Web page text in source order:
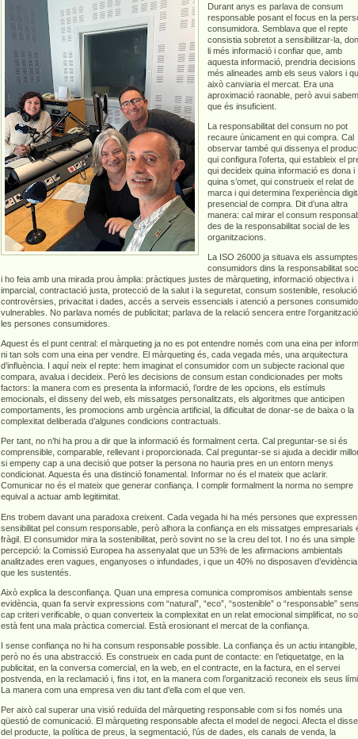
Durant anys es parlava de consum
responsable posant el focus en la
consumidora. Semblava que el repte
consistia sobretot a sensibilitzar-la,
li més informació i confiar que, amb
aquesta informació, prendria decisions
més alineades amb els seus valors i
això canviaria el mercat. Era una
aproximació raonable, però avui sabem
que és insuficient.
La responsabilitat del consum no pot
recaure únicament en qui compra. Cal
observar també qui dissenya el
qui configura l’oferta, qui estableix el
qui decideix quina informació es dona i
quina s’omet, qui construeix el relat de
marca i qui determina l’experiència
presencial de compra. Dit d’una altra
manera: cal mirar el consum
des de la responsabilitat social de les
organitzacions.
La ISO 26000 ja situava els
consumidors dins la responsabilitat
i ho feia amb una mirada prou àmplia: pràctiques justes de màrqueting, informació objectiva i
imparcial, contractació justa, protecció de la salut i la seguretat, consum sostenible,
controvèrsies, privacitat i dades, accés a serveis essencials i atenció a persones
vulnerables. No parlava només de publicitat; parlava de la relació sencera entre
les persones consumidores.
Aquest és el punt central: el màrqueting ja no es pot entendre només com una eina per
ni tan sols com una eina per vendre. El màrqueting és, cada vegada més, una arquitectura
d’influència. I aquí neix el repte: hem imaginat el consumidor com un subjecte racional que
compara, avalua i decideix. Però les decisions de consum estan condicionades per molts
factors: la manera com es presenta la informació, l’ordre de les opcions, els estímuls
emocionals, el disseny del web, els missatges personalitzats, els algoritmes que anticipen
comportaments, les promocions amb urgència artificial, la dificultat de donar-se de baixa o la
complexitat deliberada d’algunes condicions contractuals.
Per tant, no n’hi ha prou a dir que la informació és formalment certa. Cal preguntar-se si és
comprensible, comparable, rellevant i proporcionada. Cal preguntar-se si ajuda a decidir
si empeny cap a una decisió que potser la persona no hauria pres en un entorn menys
condicionat. Aquesta és una distinció fonamental. Informar no és el mateix que aclarir.
Comunicar no és el mateix que generar confiança. I complir formalment la norma no sempre
equival a actuar amb legitimitat.
Ens trobem davant una paradoxa creixent. Cada vegada hi ha més persones que expressen
sensibilitat pel consum responsable, però alhora la confiança en els missatges empresarials
fràgil. El consumidor mira la sostenibilitat, però sovint no se la creu del tot. I no és una simple
percepció: la Comissió Europea ha assenyalat que un 53% de les afirmacions ambientals
analitzades eren vagues, enganyoses o infundades, i que un 40% no disposaven d’evidència
que les sustentés.
Això explica la desconfiança. Quan una empresa comunica compromisos ambientals sense
evidència, quan fa servir expressions com “natural”, “eco”, “sostenible” o “responsable”
cap criteri verificable, o quan converteix la complexitat en un relat emocional simplificat, no
està fent una mala pràctica comercial. Està erosionant el mercat de la confiança.
I sense confiança no hi ha consum responsable possible. La confiança és un actiu intangible,
però no és una abstracció. Es construeix en cada punt de contacte: en l’etiquetatge, en la
publicitat, en la conversa comercial, en la web, en el contracte, en la factura, en el servei
postvenda, en la reclamació i, fins i tot, en la manera com l’organització reconeix els seus
La manera com una empresa ven diu tant d’ella com el que ven.
Per això cal superar una visió reduïda del màrqueting responsable com si fos només una
qüestió de comunicació. El màrqueting responsable afecta el model de negoci. Afecta el
del producte, la política de preus, la segmentació, l’ús de dades, els canals de venda, la